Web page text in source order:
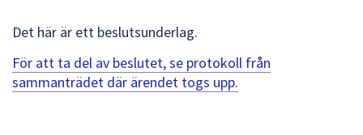
för
att
navigera
Det här är ett beslutsunderlag.
För att ta del av beslutet, se protokoll från
sammanträdet där ärendet togs upp.